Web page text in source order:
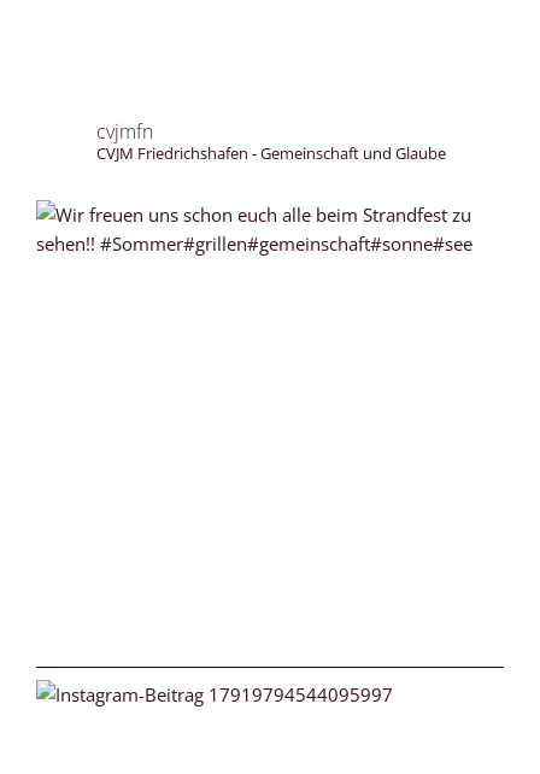
cvjmfn
CVJM Friedrichshafen - Gemeinschaft und Glaube